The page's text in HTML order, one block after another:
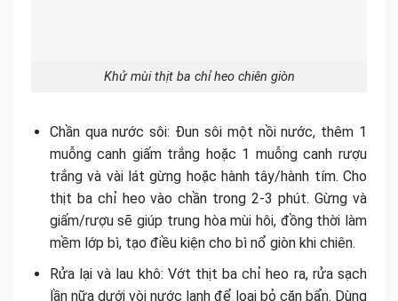
Khử mùi thịt ba chỉ heo chiên giòn
Chần qua nước sôi: Đun sôi một nồi nước, thêm 1
muỗng canh giấm trắng hoặc 1 muỗng canh rượu
trắng và vài lát gừng hoặc hành tây/hành tím. Cho
thịt ba chỉ heo vào chần trong 2-3 phút. Gừng và
giấm/rượu sẽ giúp trung hòa mùi hôi, đồng thời làm
mềm lớp bì, tạo điều kiện cho bì nổ giòn khi chiên.
Rửa lại và lau khô: Vớt thịt ba chỉ heo ra, rửa sạch
lần nữa dưới vòi nước lạnh để loại bỏ cặn bẩn. Dùng